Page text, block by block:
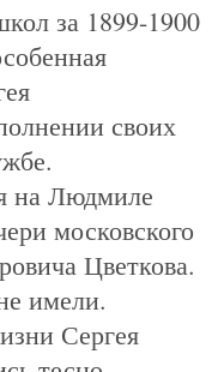
за 1899-1900
своих
на Людмиле
московского
Цветкова.
имели.
Сергея